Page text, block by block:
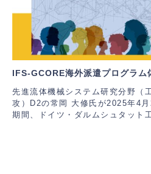
IFS-GCORE海外派遣プログラ
先進流体機械システム研究分野（
攻）D2の常岡 大修氏が2025年4
期間、ドイツ・ダルムシュタット